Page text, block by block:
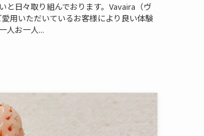
と日々取り組んでおります。Vavaira（ヴ
用いただいているお客様により良い体験
人お一人...